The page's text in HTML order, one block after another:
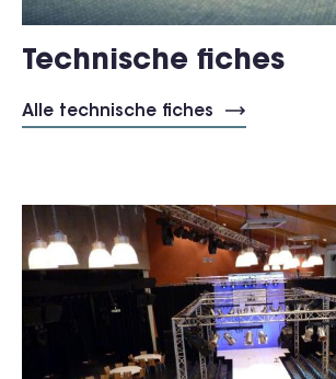
Technische fiches
Alle technische fiches